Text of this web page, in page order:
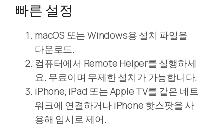
빠른 설정
macOS 또는 Windows용 설치 파일을
다운로드.
컴퓨터에서 Remote Helper를 실행하세
요. 무료이며 무제한 설치가 가능합니다.
iPhone, iPad 또는 Apple TV를 같은 네트
워크에 연결하거나 iPhone 핫스팟을 사
용해 임시로 제어.